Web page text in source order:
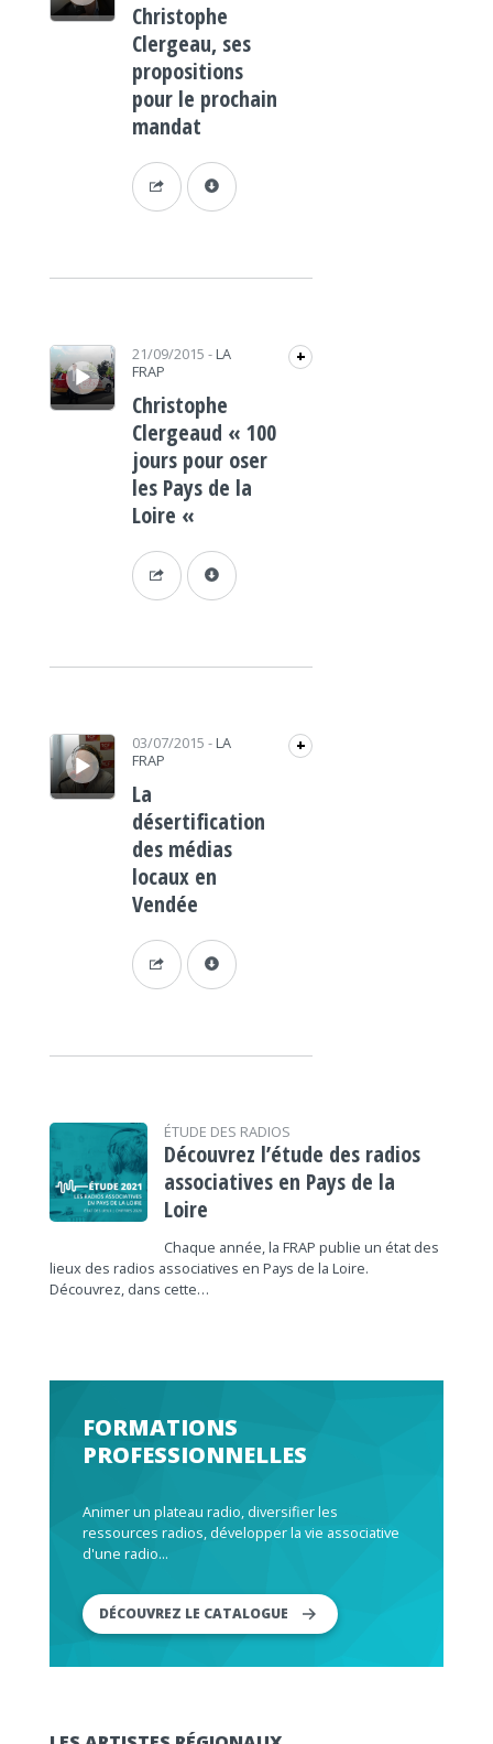
Christophe
Clergeau, ses
propositions
pour le prochain
mandat
Lecteur audio 21/09/2015 - LA
FRAP
+
Christophe
Clergeaud « 100
jours pour oser
les Pays de la
Loire «
Lecteur audio 03/07/2015 - LA
FRAP
+
La
désertification
des médias
locaux en
Vendée
ÉTUDE DES RADIOS
Découvrez l’étude des radios
associatives en Pays de la
Loire
Chaque année, la FRAP publie un état des
lieux des radios associatives en Pays de la Loire.
Découvrez, dans cette…
FORMATIONS
PROFESSIONNELLES
Animer un plateau radio, diversifier les
ressources radios, développer la vie associative
d'une radio...
DÉCOUVREZ LE CATALOGUE